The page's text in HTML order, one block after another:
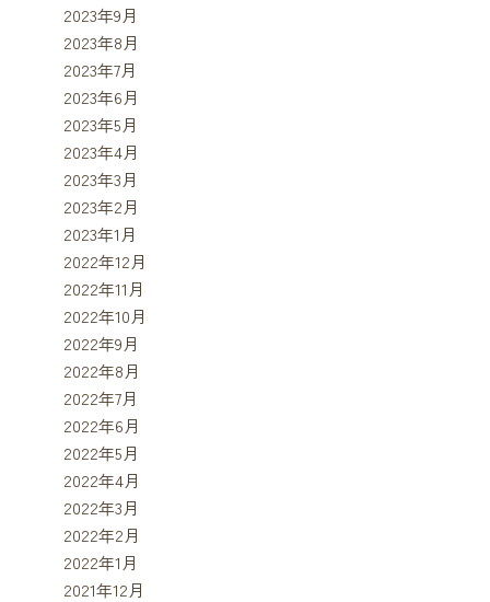
2023年9月
2023年8月
2023年7月
2023年6月
2023年5月
2023年4月
2023年3月
2023年2月
2023年1月
2022年12月
2022年11月
2022年10月
2022年9月
2022年8月
2022年7月
2022年6月
2022年5月
2022年4月
2022年3月
2022年2月
2022年1月
2021年12月